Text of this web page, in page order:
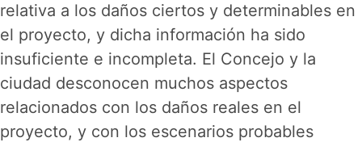
relativa a los daños ciertos y determinables en
el proyecto, y dicha información ha sido
insuficiente e incompleta. El Concejo y la
ciudad desconocen muchos aspectos
relacionados con los daños reales en el
proyecto, y con los escenarios probables